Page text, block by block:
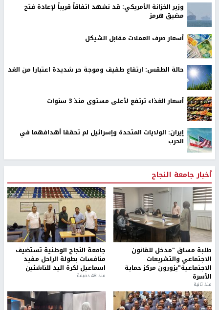
وزير الخزانة الأمريكي: قد نشهد اتفاقاً قريباً لإعادة فتح
مضيق هرمز
أسعار صرف العملات مقابل الشيكل
حالة الطقس: ارتفاع طفيف وموجة حر شديدة اعتبارا من الغد
أسعار الغذاء ترتفع لأعلى مستوى منذ 3 سنوات
إيران: الولايات المتحدة وإسرائيل لم تحققا أهدافهما في
الحرب
أخبار جامعة النجاح
طلبة مساق "مدخل للقانون
الاجتماعي والتشريعات
الاجتماعية"يزورون مركز حماية
الأسرة
منذ ثانية
جامعة النجاح الوطنية تستضيف
منافسات بطولة الراحل مفيد
اسماعيل لكرة اليد للناشئين
منذ 48 دقيقة